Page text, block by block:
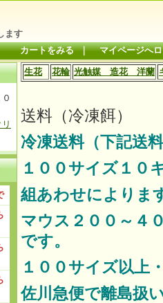
ます
カートをみる｜ マイページへ
生花 花輪 光触媒 造花 洋蘭
送料（冷凍餌）
冷凍送料（下記送
１００サイズ１０
組あわせによりま
マウス２００～４
です。
１００サイズ以上
佐川急便で離島扱